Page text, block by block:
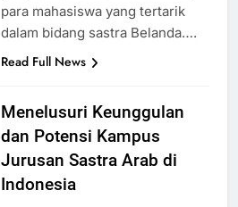
para mahasiswa yang tertarik
dalam bidang sastra Belanda….
Read Full News
Menelusuri Keunggulan
dan Potensi Kampus
Jurusan Sastra Arab di
Indonesia